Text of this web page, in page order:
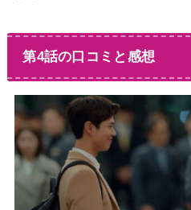
第4話の口コミと感想